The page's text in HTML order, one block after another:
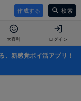
作成する 検索
大喜利 ログイン
新感覚ポイ活アプリ！